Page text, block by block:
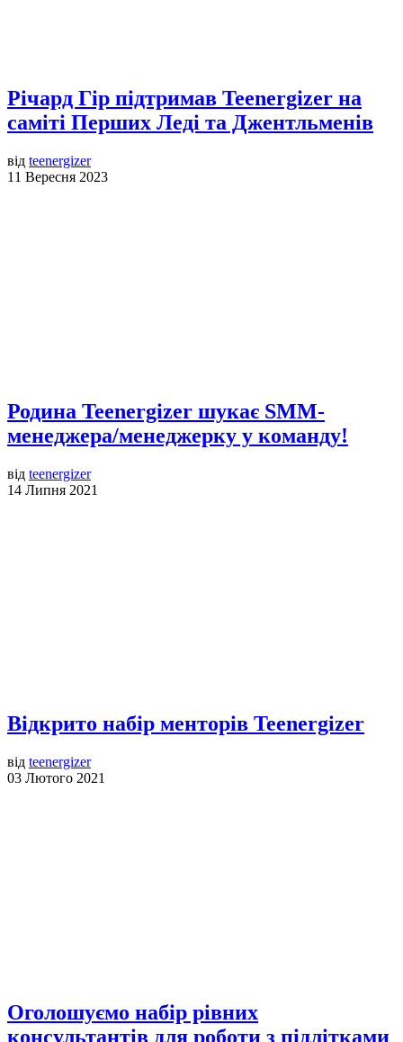
Річард Гір підтримав Teenergizer на
саміті Перших Леді та Джентльменів
від teenergizer
11 Вересня 2023
Родина Teenergizer шукає SMM-
менеджера/менеджерку у команду!
від teenergizer
14 Липня 2021
Відкрито набір менторів Teenergizer
від teenergizer
03 Лютого 2021
Оголошуємо набір рівних
консультантів для роботи з підлітками